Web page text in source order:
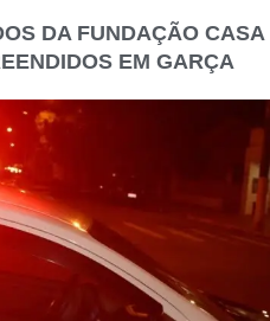
DA FUNDAÇÃO CASA
EM GARÇA